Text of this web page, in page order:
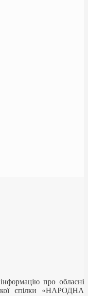
про обласні
спілки «НАРОДНА